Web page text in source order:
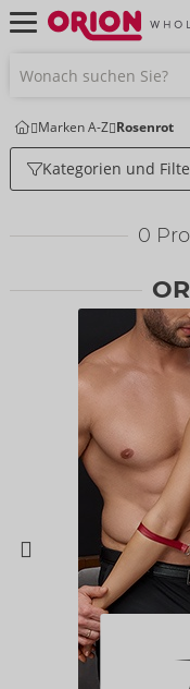
Marken A-Z Rosenrot
Kategorien und
0